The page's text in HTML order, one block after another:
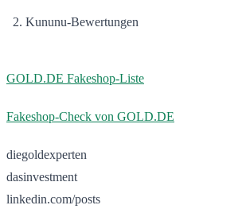
Kununu-Bewertungen
GOLD.DE Fakeshop-Liste
Fakeshop-Check von GOLD.DE
diegoldexperten
dasinvestment
linkedin.com/posts